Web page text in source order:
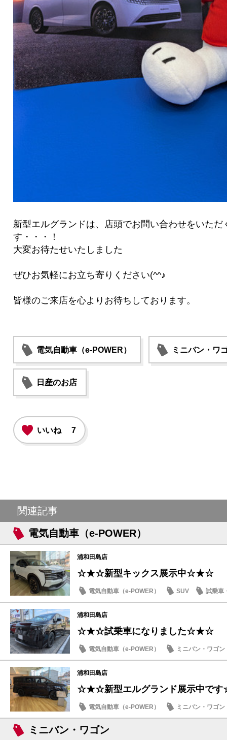
新型エルグランドは、店頭でお問い合わせをいた
す・・・！
大変お待たせいたしました
ぜひお気軽にお立ち寄りください(^^♪
皆様のご来店を心よりお待ちしております。
電気自動車（e-POWER） ミニバン・ワ
日産のお店
いいね 7
関連記事
電気自動車（e-POWER）
浦和田島店
☆★☆新型キックス展示中☆★☆
電気自動車（e-POWER） SUV 試乗車
浦和田島店
☆★☆試乗車になりました☆★☆
電気自動車（e-POWER）
ミニバン・ワゴン
日産のお店
浦和田島店
☆★☆新型エルグランド展示中で
電気自動車（e-POWER）
ミニバン・ワゴン
日産のお店
ミニバン・ワゴン